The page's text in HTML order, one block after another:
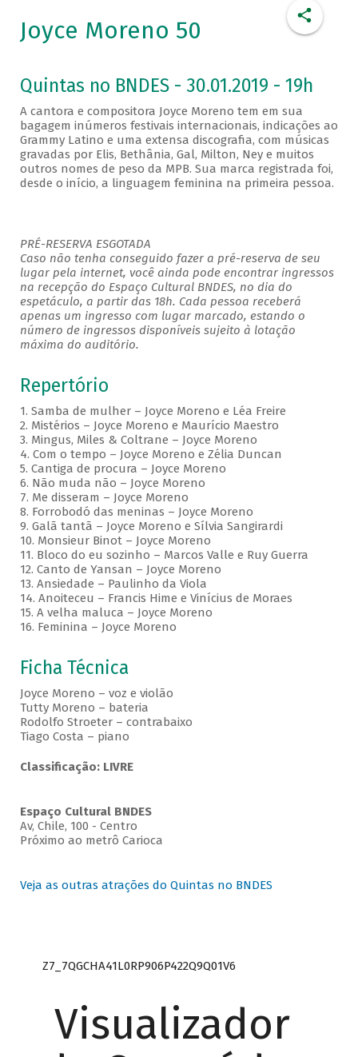
Joyce Moreno 50
Quintas no BNDES - 30.01.2019 - 19h
A cantora e compositora Joyce Moreno tem em sua
bagagem inúmeros festivais internacionais, indicações ao
Grammy Latino e uma extensa discografia, com músicas
gravadas por Elis, Bethânia, Gal, Milton, Ney e muitos
outros nomes de peso da MPB. Sua marca registrada foi,
desde o início, a linguagem feminina na primeira pessoa.
PRÉ-RESERVA ESGOTADA
Caso não tenha conseguido fazer a pré-reserva de seu
lugar pela internet, você ainda pode encontrar ingressos
na recepção do Espaço Cultural BNDES, no dia do
espetáculo, a partir das 18h. Cada pessoa receberá
apenas um ingresso com lugar marcado, estando o
número de ingressos disponíveis sujeito à lotação
máxima do auditório.
Repertório
1. Samba de mulher – Joyce Moreno e Léa Freire
2. Mistérios – Joyce Moreno e Maurício Maestro
3. Mingus, Miles & Coltrane – Joyce Moreno
4. Com o tempo – Joyce Moreno e Zélia Duncan
5. Cantiga de procura – Joyce Moreno
6. Não muda não – Joyce Moreno
7. Me disseram – Joyce Moreno
8. Forrobodó das meninas – Joyce Moreno
9. Galã tantã – Joyce Moreno e Sílvia Sangirardi
10. Monsieur Binot – Joyce Moreno
11. Bloco do eu sozinho – Marcos Valle e Ruy Guerra
12. Canto de Yansan – Joyce Moreno
13. Ansiedade – Paulinho da Viola
14. Anoiteceu – Francis Hime e Vinícius de Moraes
15. A velha maluca – Joyce Moreno
16. Feminina – Joyce Moreno
Ficha Técnica
Joyce Moreno – voz e violão
Tutty Moreno – bateria
Rodolfo Stroeter – contrabaixo
Tiago Costa – piano
Classificação: LIVRE
Espaço Cultural BNDES
Av, Chile, 100 - Centro
Próximo ao metrô Carioca
Veja as outras atrações do Quintas no BNDES
Z7_7QGCHA41L0RP906P422Q9Q01V6
Visualizador